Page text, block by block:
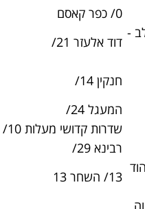
03-9071834
03-5385212
03-6777686
09-7620600